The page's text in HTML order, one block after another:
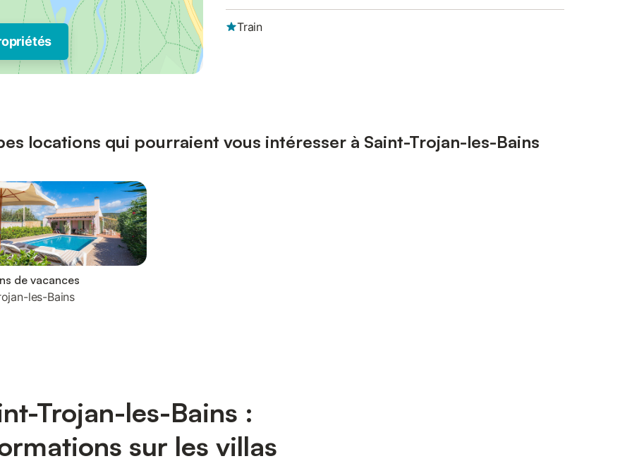
Train
locations qui pourraient vous intéresser à Saint-Trojan-les-Bains
de vacances
les-Bains
Trojan-les-Bains :
sur les villas